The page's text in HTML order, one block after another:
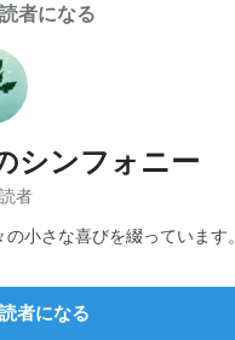
者になる
シンフォニー
者
小さな喜びを綴っています。
者になる